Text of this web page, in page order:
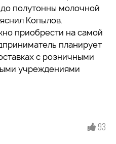
полутонны молочной
Копылов.
приобрести на самой
планирует
с розничными
учреждениями
93